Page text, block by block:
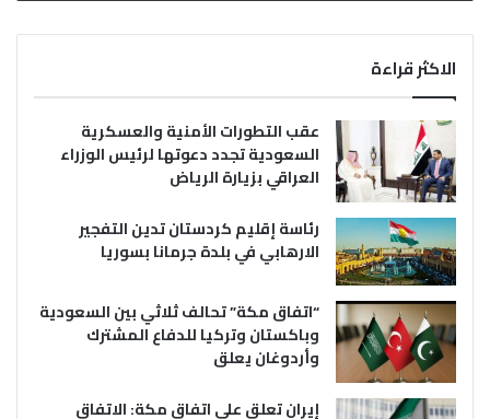
الاكثر قراءة
عقب التطورات الأمنية والعسكرية
السعودية تجدد دعوتها لرئيس الوزراء
العراقي بزيارة الرياض
رئاسة إقليم كردستان تدين التفجير
الارهابي في بلدة جرمانا بسوريا
“اتفاق مكة” تحالف ثلاثي بين السعودية
وباكستان وتركيا للدفاع المشترك
وأردوغان يعلق
إيران تعلق على اتفاق مكة: الاتفاق